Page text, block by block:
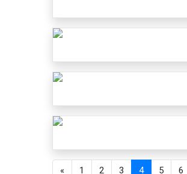
« 1 2 3 4 5 6